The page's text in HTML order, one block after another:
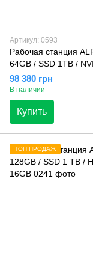
Артикул: 0593
Рабочая станция
64GB / SSD 1TB /
98 380 грн
В наличии
Купить
ТОП ПРОДАЖ